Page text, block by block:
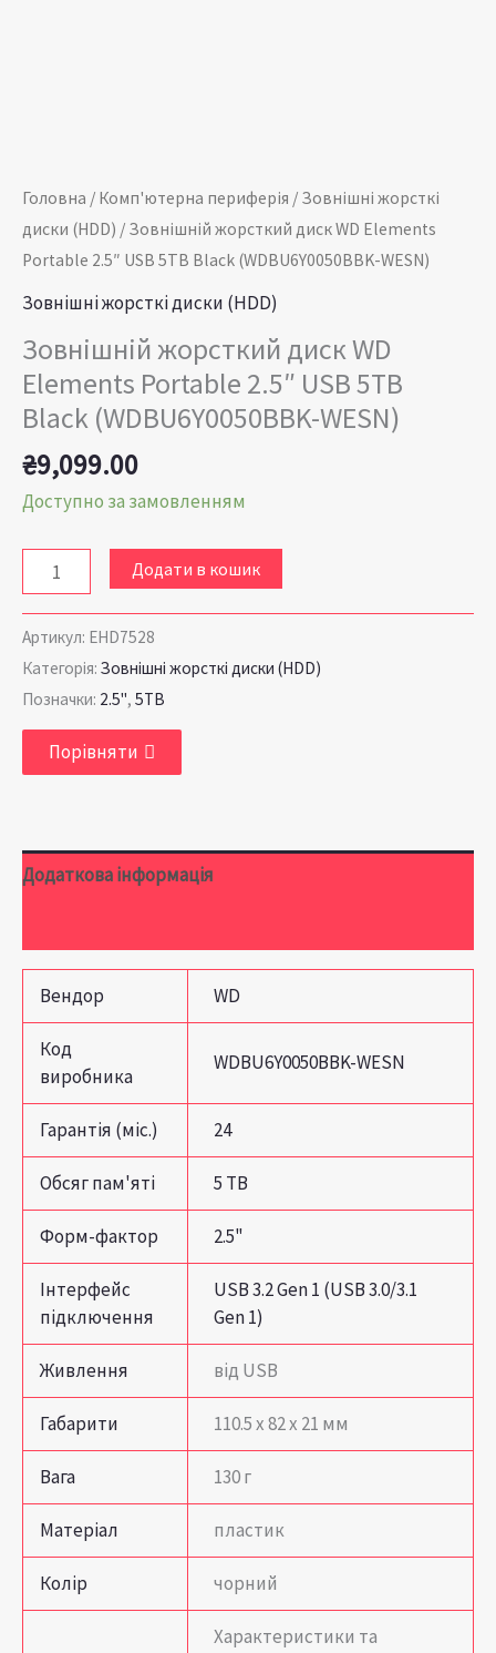
Головна / Комп'ютерна периферія / Зовнішні жорсткі
диски (HDD) / Зовнішній жорсткий диск WD Elements
Portable 2.5″ USB 5TB Black (WDBU6Y0050BBK-WESN)
Зовнішні жорсткі диски (HDD)
Зовнішній жорсткий диск WD
Elements Portable 2.5″ USB 5TB
Black (WDBU6Y0050BBK-WESN)
₴9,099.00
Доступно за замовленням
Додати в кошик
Артикул: EHD7528
Категорія: Зовнішні жорсткі диски (HDD)
Позначки: 2.5", 5TB
Порівняти
Додаткова інформація
Вендор WD
Код
виробника
WDBU6Y0050BBK-WESN
Гарантія (міс.) 24
Обсяг пам'яті 5 TB
Форм-фактор 2.5"
Інтерфейс
підключення
USB 3.2 Gen 1 (USB 3.0/3.1
Gen 1)
Живлення від USB
Габарити 110.5 x 82 x 21 мм
Вага 130 г
Матеріал пластик
Колір чорний
Характеристики та